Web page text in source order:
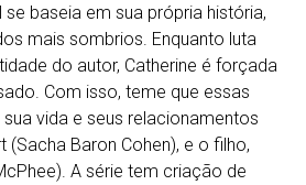
baseia em sua própria história,
mais sombrios. Enquanto luta
do autor, Catherine é forçada
Com isso, teme que essas
vida e seus relacionamentos
Baron Cohen), e o filho,
A série tem criação de